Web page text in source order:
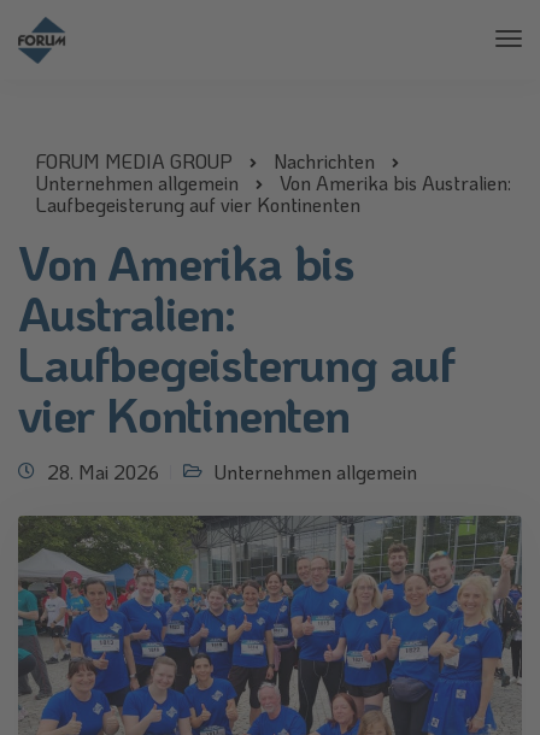
FORUM MEDIA GROUP
Nachrichten
Unternehmen allgemein
Von Amerika bis Australien:
Laufbegeisterung auf vier Kontinenten
Von Amerika bis
Australien:
Laufbegeisterung auf
vier Kontinenten
28. Mai 2026 Unternehmen allgemein